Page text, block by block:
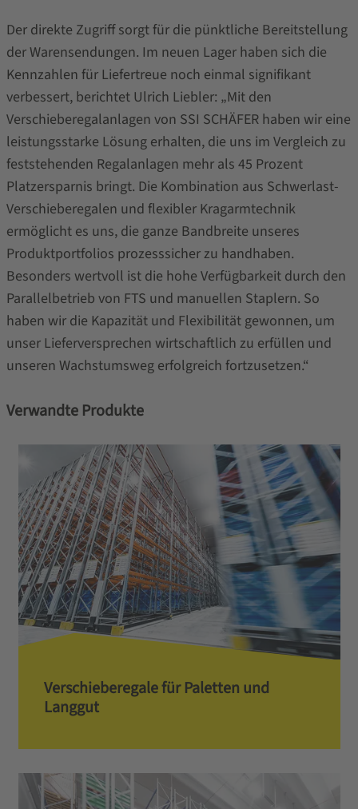
Der direkte Zugriff sorgt für die pünktliche Bereitstellung
der Warensendungen. Im neuen Lager haben sich die
Kennzahlen für Liefertreue noch einmal signifikant
verbessert, berichtet Ulrich Liebler: „Mit den
Verschieberegalanlagen von SSI SCHÄFER haben wir eine
leistungsstarke Lösung erhalten, die uns im Vergleich zu
feststehenden Regalanlagen mehr als 45 Prozent
Platzersparnis bringt. Die Kombination aus Schwerlast-
Verschieberegalen und flexibler Kragarmtechnik
ermöglicht es uns, die ganze Bandbreite unseres
Produktportfolios prozesssicher zu handhaben.
Besonders wertvoll ist die hohe Verfügbarkeit durch den
Parallelbetrieb von FTS und manuellen Staplern. So
haben wir die Kapazität und Flexibilität gewonnen, um
unser Lieferversprechen wirtschaftlich zu erfüllen und
unseren Wachstumsweg erfolgreich fortzusetzen.“
Verwandte Produkte
Verschieberegale für Paletten und
Langgut